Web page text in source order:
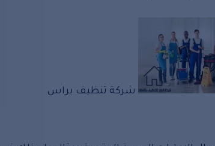
شركة تنظيف براس